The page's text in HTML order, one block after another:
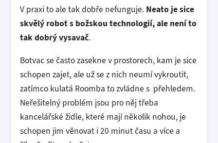
V praxi to ale tak dobře nefunguje. Neato je sice
skvělý robot s božskou technologií, ale není to
tak dobrý vysavač.
Botvac se často zasekne v prostorech, kam je sice
schopen zajet, ale už se z nich neumí vykroutit,
zatímco kulatá Roomba to zvládne s přehledem.
Neřešitelný problém jsou pro něj třeba
kancelářské židle, které mají několik nohou, je
schopen jim věnovat i 20 minut času a více a